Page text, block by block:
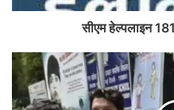
सीएम हेल्पलाइन